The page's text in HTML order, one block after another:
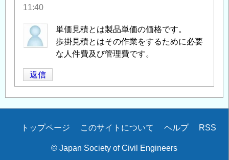
11:40
単価見積とは製品単価の価格です。
歩掛見積とはその作業をするために必要
な人件費及び管理費です。
返信
Secondary
トップページ このサイトについて ヘルプ RSS
© Japan Society of Civil Engineers